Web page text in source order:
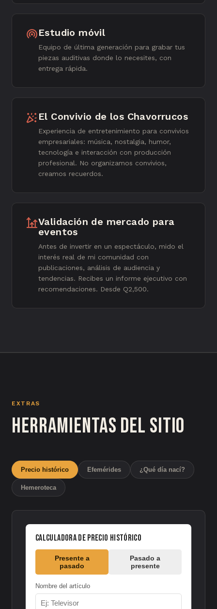
Estudio móvil
Equipo de última generación para grabar tus
piezas auditivas donde lo necesites, con
entrega rápida.
El Convivio de los Chavorrucos
Experiencia de entretenimiento para convivios
empresariales: música, nostalgia, humor,
tecnología e interacción con producción
profesional. No organizamos convivios,
creamos recuerdos.
Validación de mercado para
eventos
Antes de invertir en un espectáculo, mido el
interés real de mi comunidad con
publicaciones, análisis de audiencia y
tendencias. Recibes un informe ejecutivo con
recomendaciones. Desde Q2,500.
EXTRAS
Herramientas del sitio
Precio histórico Efemérides ¿Qué día nací?
Hemeroteca
Calculadora de precio histórico
Presente a
pasado
Pasado a
presente
Nombre del artículo